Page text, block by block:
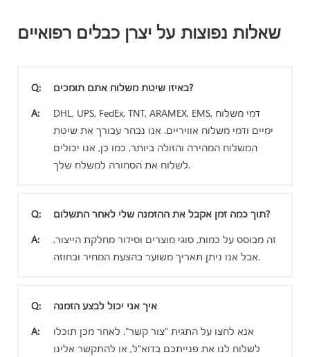
שאלות נפוצות על יצרן כבלים רפואיים
Q:
באיזו שיטת משלוח אתם תומכים?
A:
DHL, UPS, FedEx, TNT, ARAMEX, EMS, דמי משלוח
ימיים ודמי משלוח אוויריים. אנו נבחר עבורך את שיטת
המשלוח המהירה והזולה ביותר. כמו כן, אנו יכולים
לשלוח את הסחורה למשלח שלך.
Q:
תוך כמה זמן אקבל את ההזמנה שלי לאחר התשלום?
A:
זה מבוסס על כמות, סוגי מוצרים וסידור מחלקת הייצור.
אבל אנו ניתן תאריך משוער בהצעת המחיר ובחוזה.
Q:
איך אני יכול לבצע הזמנה
A:
אנא לחצו על התגית "צור קשר". לאחר מכן תוכלו
לשלוח לנו את פנייתכם בדוא"ל, או להתקשר אלינו